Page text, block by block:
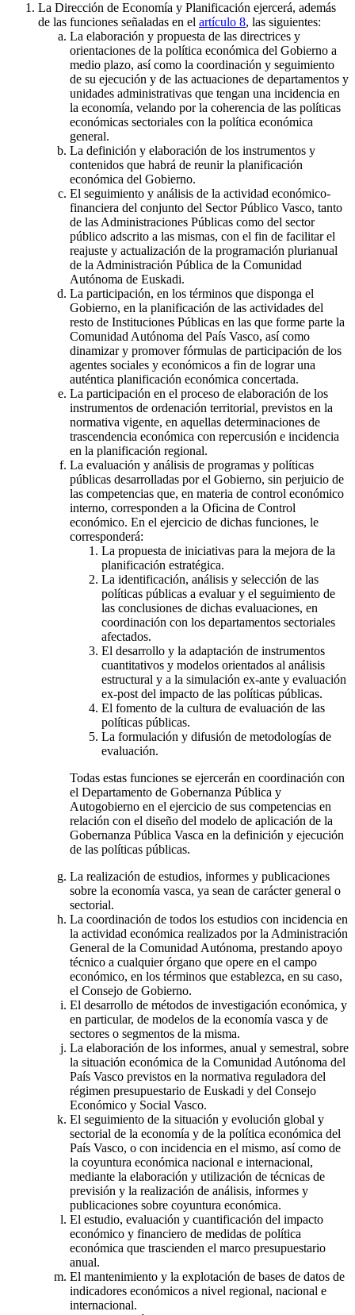
La Dirección de Economía y Planificación ejercerá, además
de las funciones señaladas en el artículo 8, las siguientes:
La elaboración y propuesta de las directrices y
orientaciones de la política económica del Gobierno a
medio plazo, así como la coordinación y seguimiento
de su ejecución y de las actuaciones de departamentos y
unidades administrativas que tengan una incidencia en
la economía, velando por la coherencia de las políticas
económicas sectoriales con la política económica
general.
La definición y elaboración de los instrumentos y
contenidos que habrá de reunir la planificación
económica del Gobierno.
El seguimiento y análisis de la actividad económico-
financiera del conjunto del Sector Público Vasco, tanto
de las Administraciones Públicas como del sector
público adscrito a las mismas, con el fin de facilitar el
reajuste y actualización de la programación plurianual
de la Administración Pública de la Comunidad
Autónoma de Euskadi.
La participación, en los términos que disponga el
Gobierno, en la planificación de las actividades del
resto de Instituciones Públicas en las que forme parte la
Comunidad Autónoma del País Vasco, así como
dinamizar y promover fórmulas de participación de los
agentes sociales y económicos a fin de lograr una
auténtica planificación económica concertada.
La participación en el proceso de elaboración de los
instrumentos de ordenación territorial, previstos en la
normativa vigente, en aquellas determinaciones de
trascendencia económica con repercusión e incidencia
en la planificación regional.
La evaluación y análisis de programas y políticas
públicas desarrolladas por el Gobierno, sin perjuicio de
las competencias que, en materia de control económico
interno, corresponden a la Oficina de Control
económico. En el ejercicio de dichas funciones, le
corresponderá:
La propuesta de iniciativas para la mejora de la
planificación estratégica.
La identificación, análisis y selección de las
políticas públicas a evaluar y el seguimiento de
las conclusiones de dichas evaluaciones, en
coordinación con los departamentos sectoriales
afectados.
El desarrollo y la adaptación de instrumentos
cuantitativos y modelos orientados al análisis
estructural y a la simulación ex-ante y evaluación
ex-post del impacto de las políticas públicas.
El fomento de la cultura de evaluación de las
políticas públicas.
La formulación y difusión de metodologías de
evaluación.
Todas estas funciones se ejercerán en coordinación con
el Departamento de Gobernanza Pública y
Autogobierno en el ejercicio de sus competencias en
relación con el diseño del modelo de aplicación de la
Gobernanza Pública Vasca en la definición y ejecución
de las políticas públicas.
La realización de estudios, informes y publicaciones
sobre la economía vasca, ya sean de carácter general o
sectorial.
La coordinación de todos los estudios con incidencia en
la actividad económica realizados por la Administración
General de la Comunidad Autónoma, prestando apoyo
técnico a cualquier órgano que opere en el campo
económico, en los términos que establezca, en su caso,
el Consejo de Gobierno.
El desarrollo de métodos de investigación económica, y
en particular, de modelos de la economía vasca y de
sectores o segmentos de la misma.
La elaboración de los informes, anual y semestral, sobre
la situación económica de la Comunidad Autónoma del
País Vasco previstos en la normativa reguladora del
régimen presupuestario de Euskadi y del Consejo
Económico y Social Vasco.
El seguimiento de la situación y evolución global y
sectorial de la economía y de la política económica del
País Vasco, o con incidencia en el mismo, así como de
la coyuntura económica nacional e internacional,
mediante la elaboración y utilización de técnicas de
previsión y la realización de análisis, informes y
publicaciones sobre coyuntura económica.
El estudio, evaluación y cuantificación del impacto
económico y financiero de medidas de política
económica que trascienden el marco presupuestario
anual.
El mantenimiento y la explotación de bases de datos de
indicadores económicos a nivel regional, nacional e
internacional.